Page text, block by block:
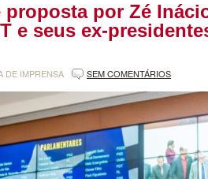
proposta por Zé
e seus ex-
DE IMPRENSA SEM COMENTÁRIOS